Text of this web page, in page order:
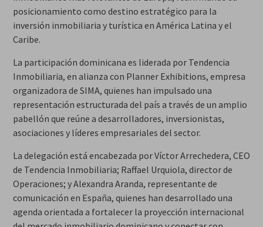
posicionamiento como destino estratégico para la
inversión inmobiliaria y turística en América Latina y el
Caribe.
La participación dominicana es liderada por Tendencia
Inmobiliaria, en alianza con Planner Exhibitions, empresa
organizadora de SIMA, quienes han impulsado una
representación estructurada del país a través de un amplio
pabellón que reúne a desarrolladores, inversionistas,
asociaciones y líderes empresariales del sector.
La delegación está encabezada por Víctor Arrechedera, CEO
de Tendencia Inmobiliaria; Raffael Urquiola, director de
Operaciones; y Alexandra Aranda, representante de
comunicación en España, quienes han desarrollado una
agenda orientada a fortalecer la proyección internacional